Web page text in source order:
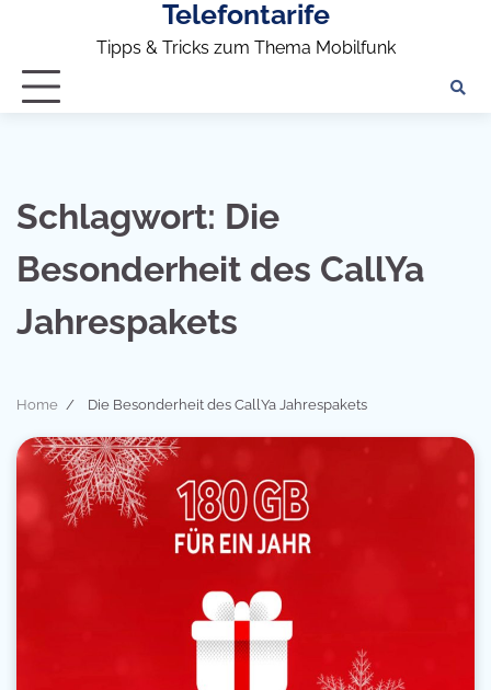
Telefontarife
Tipps & Tricks zum Thema Mobilfunk
Schlagwort: Die
Besonderheit des CallYa
Jahrespakets
Home Die Besonderheit des CallYa Jahrespakets